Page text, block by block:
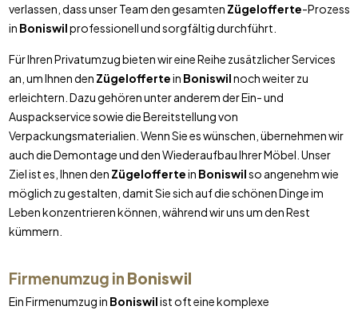
verlassen, dass unser Team den gesamten Zügelofferte-Prozess
in Boniswilprofessionell und sorgfältig durchführt.
Für Ihren Privatumzug bieten wir eine Reihe zusätzlicher Services
an, um Ihnen den Zügeloffertein Boniswilnoch weiter zu
erleichtern. Dazu gehören unter anderem der Ein- und
Auspackservice sowie die Bereitstellung von
Verpackungsmaterialien. Wenn Sie es wünschen, übernehmen wir
auch die Demontage und den Wiederaufbau Ihrer Möbel. Unser
Ziel ist es, Ihnen den Zügeloffertein Boniswilso angenehm wie
möglich zu gestalten, damit Sie sich auf die schönen Dinge im
Leben konzentrieren können, während wir uns um den Rest
kümmern.
Firmenumzug in Boniswil
Ein Firmenumzug in Boniswilist oft eine komplexe